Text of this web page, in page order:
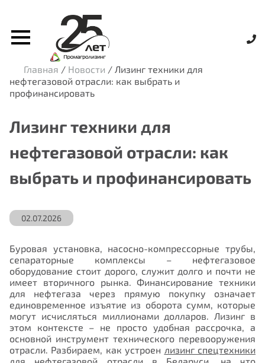
Главная / Новости / Лизинг техники для
нефтегазовой отрасли: как выбрать и
профинансировать
Лизинг техники для
нефтегазовой отрасли: как
выбрать и профинансировать
02.07.2026
Буровая установка, насосно-компрессорные трубы,
сепараторные комплексы – нефтегазовое
оборудование стоит дорого, служит долго и почти не
имеет вторичного рынка. Финансирование техники
для нефтегаза через прямую покупку означает
единовременное изъятие из оборота сумм, которые
могут исчисляться миллионами долларов. Лизинг в
этом контексте – не просто удобная рассрочка, а
основной инструмент технического перевооружения
отрасли. Разбираем, как устроен лизинг спецтехники
для нефтегазовой отрасли в Беларуси, на что